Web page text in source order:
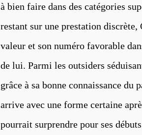
à bien faire dans des catégories
restant sur une prestation
valeur et son numéro favorable
de lui. Parmi les outsiders
grâce à sa bonne connaissance du
arrive avec une forme certaine
pourrait surprendre pour ses